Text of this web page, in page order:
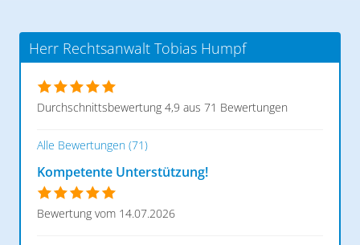
Herr Rechtsanwalt Tobias Humpf
Durchschnittsbewertung 4,9 aus 71 Bewertungen
Alle Bewertungen (71)
Kompetente Unterstützung!
Bewertung vom 14.07.2026